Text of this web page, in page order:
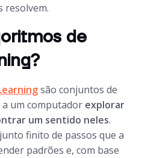
resolvem.
de
são conjuntos de
um computador explorar
um sentido neles.
finito de passos que a
padrões e, com base